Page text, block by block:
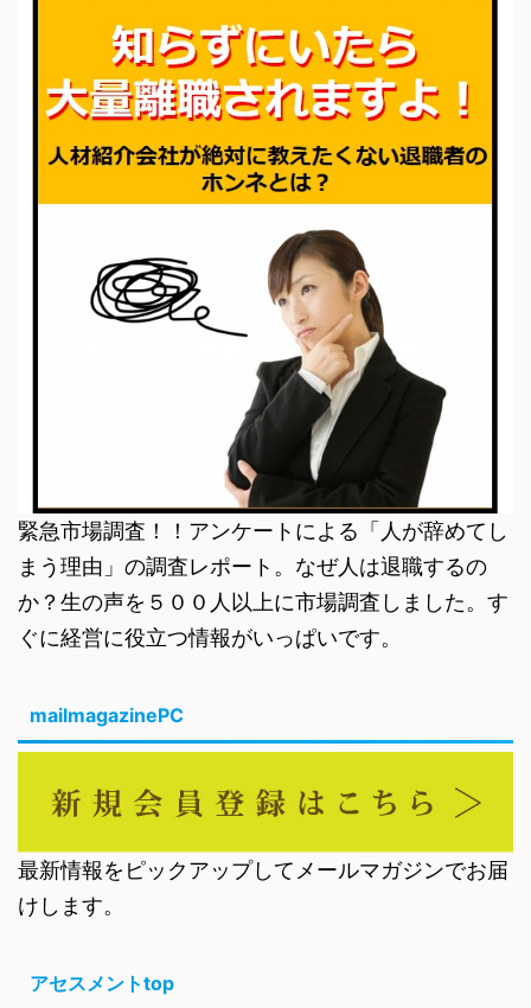
緊急市場調査！！アンケートによる「人が辞めてし
まう理由」の調査レポート。なぜ人は退職するの
か？生の声を５００人以上に市場調査しました。す
ぐに経営に役立つ情報がいっぱいです。
mailmagazinePC
最新情報をピックアップしてメールマガジンでお届
けします。
アセスメントtop